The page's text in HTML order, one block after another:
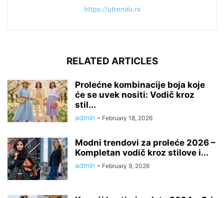
https://utrendu.rs
RELATED ARTICLES
Prolećne kombinacije boja koje
će se uvek nositi: Vodič kroz
stil...
admin - February 18, 2026
Modni trendovi za proleće 2026 –
Kompletan vodič kroz stilove i...
admin - February 9, 2026